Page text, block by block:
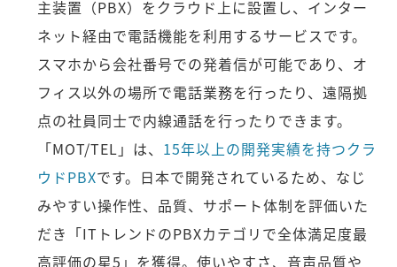
主装置（PBX）をクラウド上に設置し、インター
ネット経由で電話機能を利用するサービスです。
スマホから会社番号での発着信が可能であり、オ
フィス以外の場所で電話業務を行ったり、遠隔拠
点の社員同士で内線通話を行ったりできます。
「MOT/TEL」は、 15年以上の開発実績を持つクラ
ウドPBXです。日本で開発されているため、なじ
みやすい操作性、品質、サポート体制を評価いた
だき「ITトレンドのPBXカテゴリで全体満足度最
高評価の星5」を獲得。使いやすさ、音声品質や